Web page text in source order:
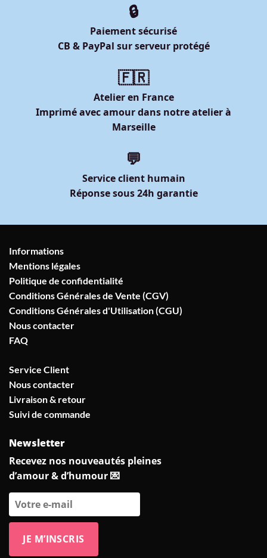
🔒
Paiement sécurisé
CB & PayPal sur serveur protégé
🇫🇷
Atelier en France
Imprimé avec amour dans notre atelier à
Marseille
💬
Service client humain
Réponse sous 24h garantie
Informations
Mentions légales
Politique de confidentialité
Conditions Générales de Vente (CGV)
Conditions Générales d'Utilisation (CGU)
Nous contacter
FAQ
Service Client
Nous contacter
Livraison & retour
Suivi de commande
Newsletter
Recevez nos nouveautés pleines
d’amour & d’humour 💌